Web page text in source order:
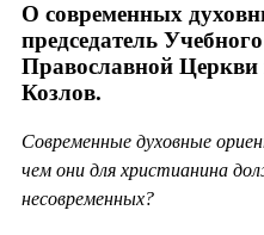
О современных
председатель
Православной
Козлов.
Современные духовные
чем они для христианина
несовременных?